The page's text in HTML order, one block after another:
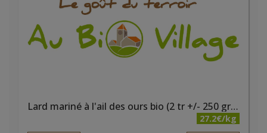
Lard mariné à l'ail des ours bio (2 tr +/- 250 gr) Ferme des Noyers
27.2€/kg